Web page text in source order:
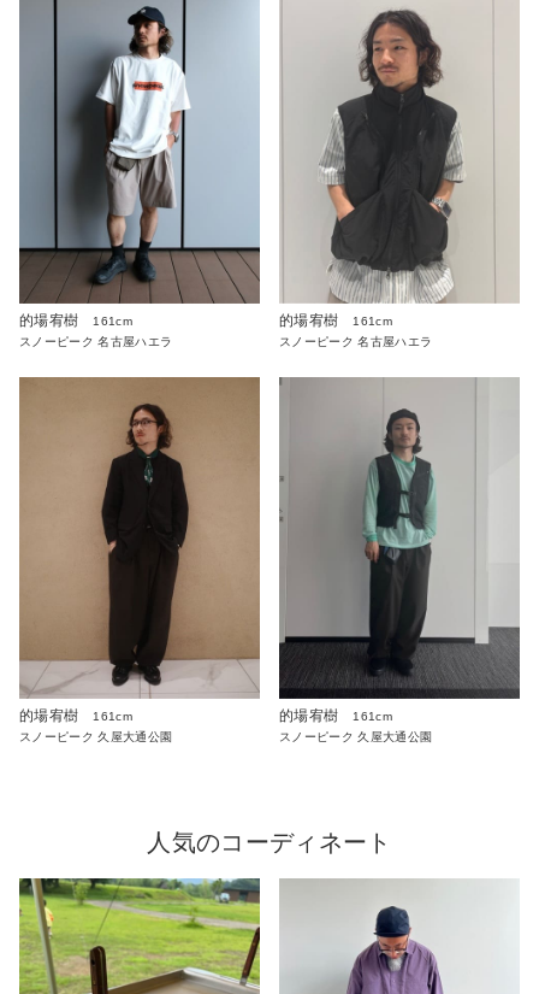
的場宥樹
161cm
スノーピーク 名古屋ハエラ
的場宥樹
161cm
スノーピーク 名古屋ハエラ
的場宥樹
161cm
スノーピーク 久屋大通公園
的場宥樹
161cm
スノーピーク 久屋大通公園
人気のコーディネート